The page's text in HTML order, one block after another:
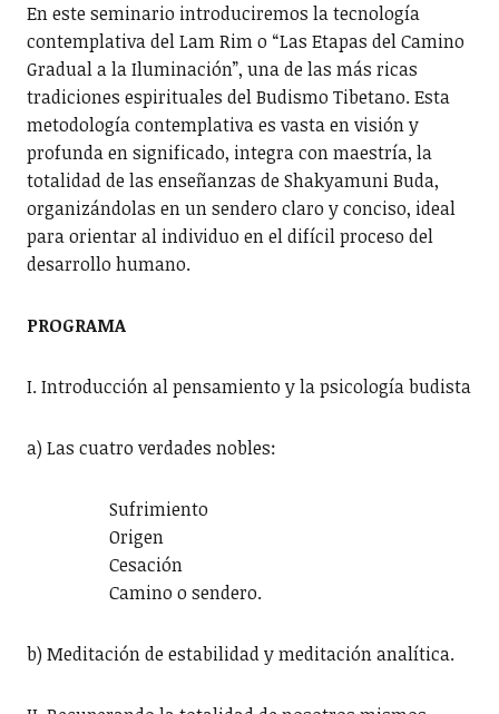
En este seminario introduciremos la tecnología
contemplativa del Lam Rim o “Las Etapas del Camino
Gradual a la Iluminación”, una de las más ricas
tradiciones espirituales del Budismo Tibetano. Esta
metodología contemplativa es vasta en visión y
profunda en significado, integra con maestría, la
totalidad de las enseñanzas de Shakyamuni Buda,
organizándolas en un sendero claro y conciso, ideal
para orientar al individuo en el difícil proceso del
desarrollo humano.
PROGRAMA
I. Introducción al pensamiento y la psicología budista
a) Las cuatro verdades nobles:
Sufrimiento
Origen
Cesación
Camino o sendero.
b) Meditación de estabilidad y meditación analítica.